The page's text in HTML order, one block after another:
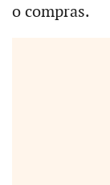
o compras.